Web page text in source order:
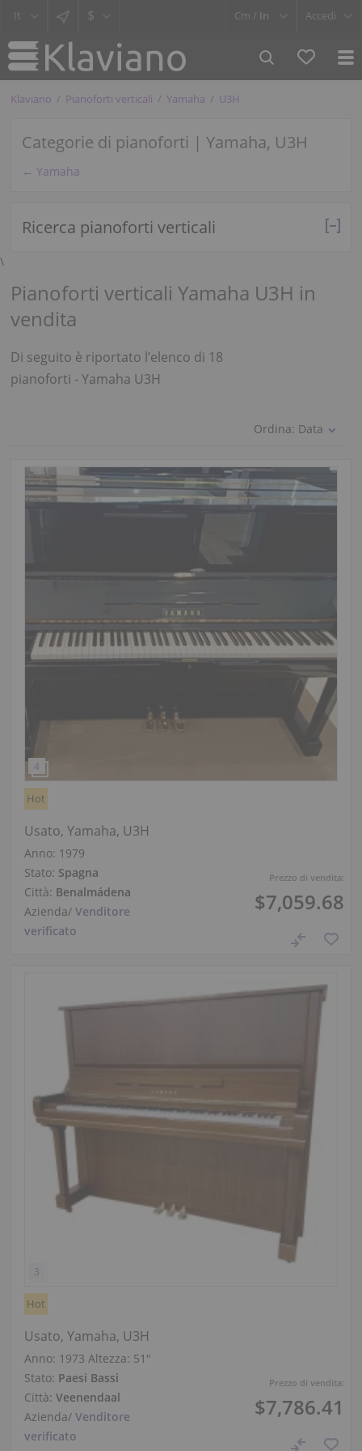
$ Cm / In Accedi
Klaviano Pianoforti verticali Yamaha U3H
Categorie di pianoforti | Yamaha, U3H
← Yamaha
Ricerca pianoforti verticali
\
Pianoforti verticali Yamaha U3H in
vendita
Di seguito è riportato l’elenco di 18
pianoforti - Yamaha U3H
Ordina: Data
Prezzo di vendita:
$7,059.68
Hot
Usato, Yamaha, U3H
Anno: 1979
Stato: Spagna
Città: Benalmádena
Azienda/ Venditore
verificato
Prezzo di vendita:
$7,786.41
Hot
Usato, Yamaha, U3H
Anno: 1973 Altezza: 51″
Stato: Paesi Bassi
Città: Veenendaal
Azienda/ Venditore
verificato